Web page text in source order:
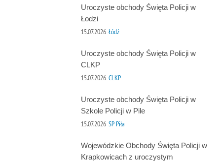
Uroczyste obchody Święta Policji w
Łodzi
15.07.2026 Łódź
Uroczyste obchody Święta Policji w
CLKP
15.07.2026 CLKP
Uroczyste obchody Święta Policji w
Szkole Policji w Pile
15.07.2026 SP Piła
Wojewódzkie Obchody Święta Policji w
Krapkowicach z uroczystym